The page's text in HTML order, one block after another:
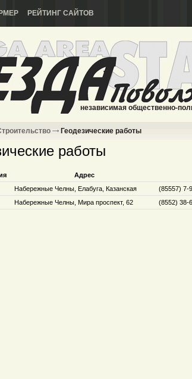
РЕЙТИНГ САЙТОВ
независимая общественно-
Геодезические работы
работы
Адрес
Набережные Челны, Елабуга, Казанская
(85557) 7-
Набережные Челны, Мира проспект, 62 (8552) 38-